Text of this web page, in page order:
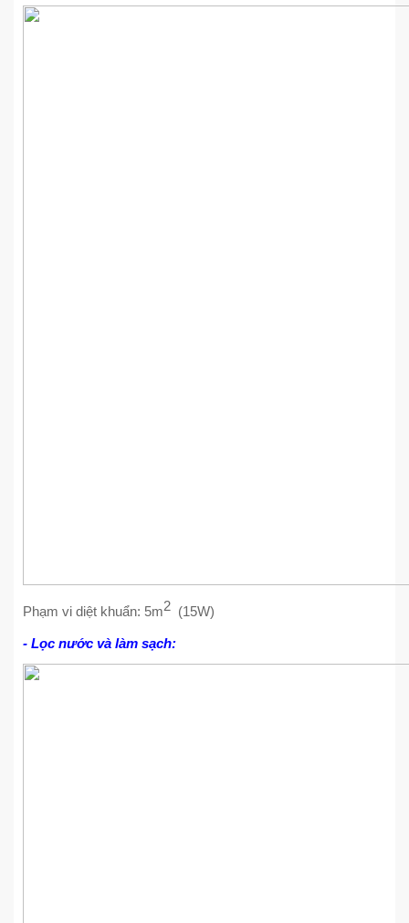
Phạm vi diệt khuẩn: 5m2 (15W)
- Lọc nước và làm sạch: